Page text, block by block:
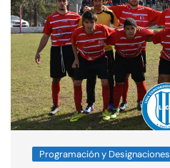
Programación y Designaciones